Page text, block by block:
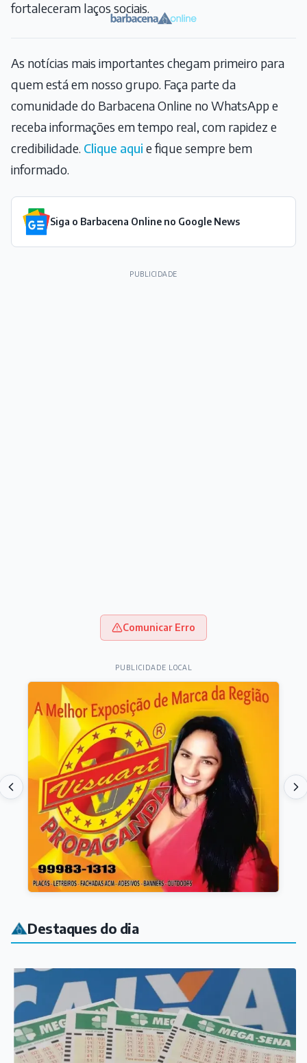
fortaleceram laços sociais.
As notícias mais importantes chegam primeiro para
quem está em nosso grupo. Faça parte da
comunidade do Barbacena Online no WhatsApp e
receba informações em tempo real, com rapidez e
credibilidade. Clique aqui e fique sempre bem
informado.
Siga o Barbacena Online no Google News
PUBLICIDADE
Comunicar Erro
PUBLICIDADE LOCAL
Destaques do dia